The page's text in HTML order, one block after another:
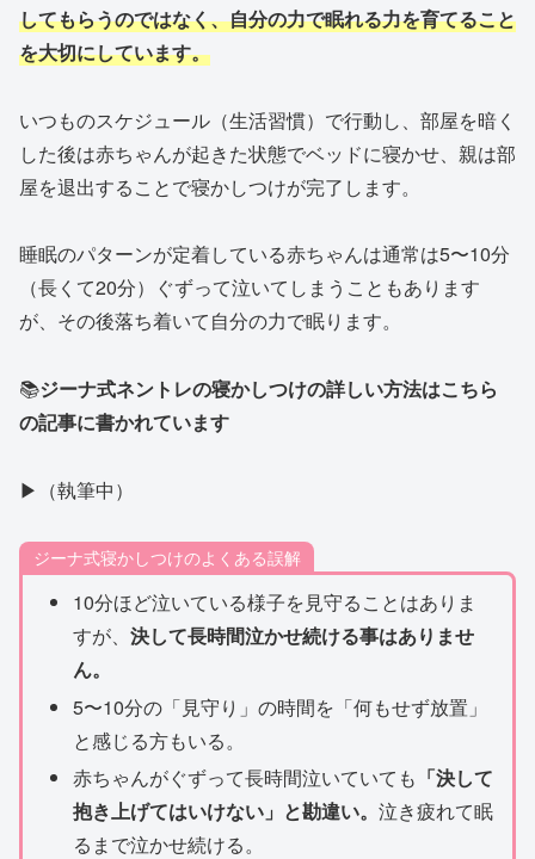
してもらうのではなく、自分の力で眠れる力を育てること
を大切にしています。
いつものスケジュール（生活習慣）で行動し、部屋を暗く
した後は赤ちゃんが起きた状態でベッドに寝かせ、親は部
屋を退出することで寝かしつけが完了します。
睡眠のパターンが定着している赤ちゃんは通常は5〜10分
（長くて20分）ぐずって泣いてしまうこともあります
が、その後落ち着いて自分の力で眠ります。
📚ジーナ式ネントレの寝かしつけの詳しい方法はこちら
の記事に書かれています
▶︎（執筆中）
ジーナ式寝かしつけのよくある誤解
10分ほど泣いている様子を見守ることはありま
すが、 決して長時間泣かせ続ける事はありませ
ん。
5〜10分の「見守り」の時間を「何もせず放置」
と感じる方もいる。
赤ちゃんがぐずって長時間泣いていても 「決して
抱き上げてはいけない」と勘違い。 泣き疲れて眠
るまで泣かせ続ける。